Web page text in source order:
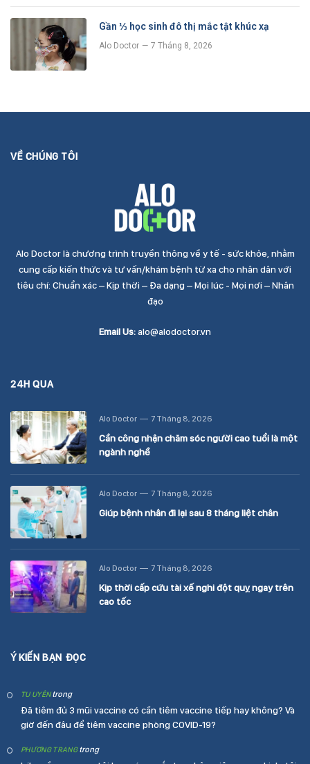
Gần ⅓ học sinh đô thị mắc tật khúc xạ
Alo Doctor 7 Tháng 8, 2026
VỀ CHÚNG TÔI
Alo Doctor là chương trình truyền thông về y tế - sức khỏe, nhằm
cung cấp kiến thức và tư vấn/khám bệnh từ xa cho nhân dân với
tiêu chí: Chuẩn xác – Kịp thời – Đa dạng – Mọi lúc - Mọi nơi – Nhân
đạo
Email Us:alo@alodoctor.vn
24H QUA
Alo Doctor 7 Tháng 8, 2026
Cần công nhận chăm sóc người cao tuổi là một
ngành nghề
Alo Doctor 7 Tháng 8, 2026
Giúp bệnh nhân đi lại sau 8 tháng liệt chân
Alo Doctor 7 Tháng 8, 2026
Kịp thời cấp cứu tài xế nghi đột quỵ ngay trên
cao tốc
Ý KIẾN BẠN ĐỌC
TU UYÊNtrong
Đã tiêm đủ 3 mũi vaccine có cần tiêm vaccine tiếp hay không? Và
giờ đến đâu để tiêm vaccine phòng COVID-19?
PHƯƠNG TRANGtrong